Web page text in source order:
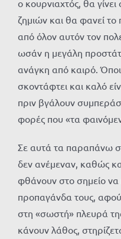
ο κουρνιαχτός, θα
ζημιών και θα φανεί το
από όλον αυτόν τον
ωσάν η μεγάλη
ανάγκη από καιρό.
σκοντάφτει και καλό
πριν βγάλουν
φορές που «τα
Σε αυτά τα παραπάνω
δεν ανέμεναν, καθώς
φθάνουν στο σημείο να
προπαγάνδα τους,
στη «σωστή» πλευρά
κάνουν λάθος,